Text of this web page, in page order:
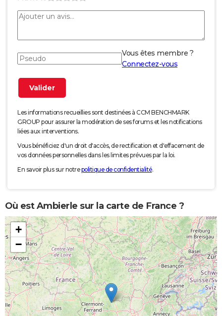
Vous êtes membre ?
Connectez-vous
Les informations recueillies sont destinées à CCM BENCHMARK
GROUP pour assurer la modération de ses forums et les notifications
liées aux interventions.
Vous bénéficiez d'un droit d'accès, de rectification et d'effacement de
vos données personnelles dans les limites prévues par la loi.
En savoir plus sur notrepolitique de confidentialité.
Où est Ambierle sur la carte de France ?
+
−